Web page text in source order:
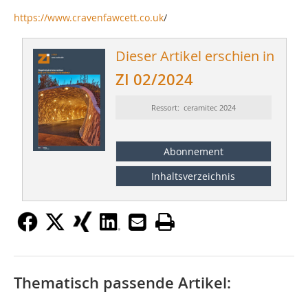
https://www.cravenfawcett.co.uk/
Dieser Artikel erschien in
ZI 02/2024
Ressort: ceramitec 2024
Abonnement
Inhaltsverzeichnis
Thematisch passende Artikel: